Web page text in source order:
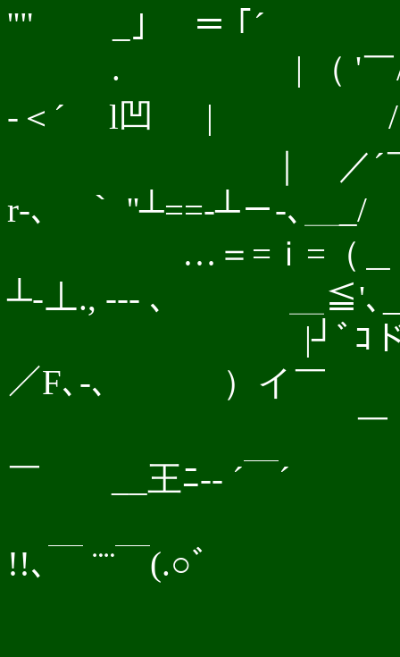
''" _｣ ＝ ｢
. | （ '￣// ￣
-＜´ l凹 |
｜ ／´￣r
r‐､ ｀ ''┴==-┴－-､
…＝=ｉ=（
┴-⊥., -‐- ､ ＿≦'
|┘ﾞｺド"
／F､-､ ）イ
￣ (Ｏ ￣
￣ __王ﾆ-‐ ´￣´
!!､￣ ¨¨￣(.○ﾞ